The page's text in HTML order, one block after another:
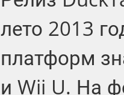
лето 2013
платформ
и Wii U. На